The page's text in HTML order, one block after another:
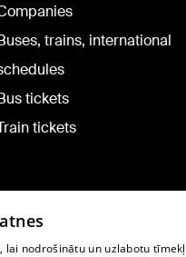
trains, international
tickets
tickets
nodrošinātu un uzlabotu